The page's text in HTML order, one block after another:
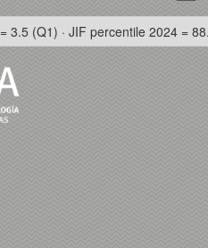
= 3.5 (Q1) · JIF percentile 2024 =